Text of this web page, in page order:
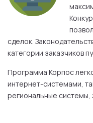
сделок.
категории заказчиков
Программа Корпос
интернет-системами,
региональные системы,